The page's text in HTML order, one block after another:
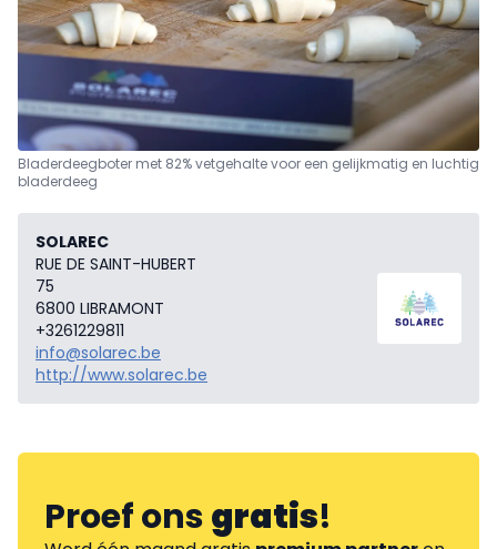
Bladerdeegboter met 82% vetgehalte voor een gelijkmatig en luchtig
bladerdeeg
SOLAREC
RUE DE SAINT-HUBERT
75
6800 LIBRAMONT
+3261229811
info@solarec.be
http://www.solarec.be
Proef onsgratis!